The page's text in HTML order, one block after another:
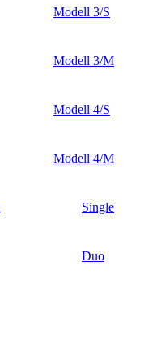
Modell 3/S
Modell 3/M
Modell 4/S
Modell 4/M
Single
Duo